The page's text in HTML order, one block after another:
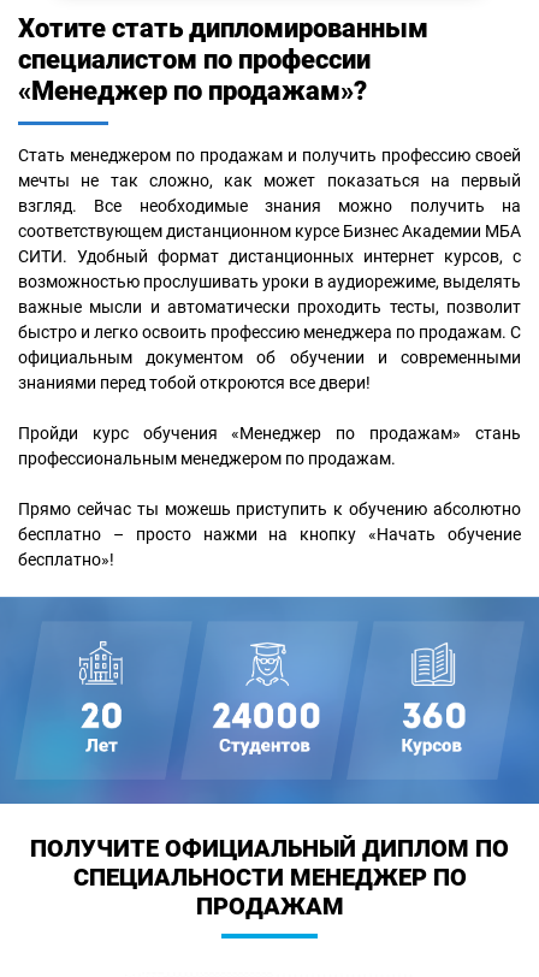
Хотите стать дипломированным
специалистом по профессии
«Менеджер по продажам»?
Стать менеджером по продажам и получить профессию своей
мечты не так сложно, как может показаться на первый
взгляд. Все необходимые знания можно получить на
соответствующем дистанционном курсе Бизнес Академии МБА
СИТИ. Удобный формат дистанционных интернет курсов, с
возможностью прослушивать уроки в аудиорежиме, выделять
важные мысли и автоматически проходить тесты, позволит
быстро и легко освоить профессию менеджера по продажам. С
официальным документом об обучении и современными
знаниями перед тобой откроются все двери!
Пройди курс обучения «Менеджер по продажам» стань
профессиональным менеджером по продажам.
Прямо сейчас ты можешь приступить к обучению абсолютно
бесплатно – просто нажми на кнопку «Начать обучение
бесплатно»!
ПОЛУЧИТЕ ОФИЦИАЛЬНЫЙ ДИПЛОМ ПО
СПЕЦИАЛЬНОСТИ МЕНЕДЖЕР ПО
ПРОДАЖАМ